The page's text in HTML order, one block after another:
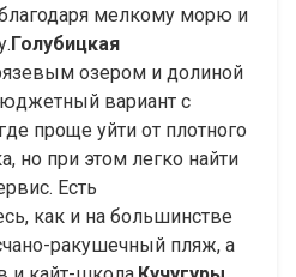
мелкому морю и
Голубицкая
озером и долиной
вариант с
проще уйти от плотного
но при этом легко найти
Есть
как и на большинстве
ракушечный пляж, а